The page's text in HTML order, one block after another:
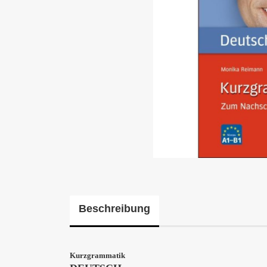
Beschreibung
Kurzgrammatik